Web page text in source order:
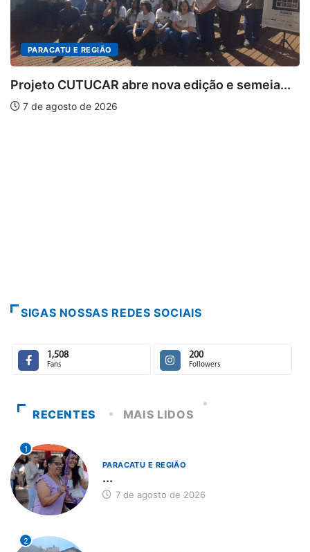
edição e semeia...
SIGAS NOSSAS REDES SOCIAIS
1,508
Fans
200
Followers
RECENTES MAIS LIDOS
1
PARACATU E REGIÃO
...
7 de agosto de 2026
2